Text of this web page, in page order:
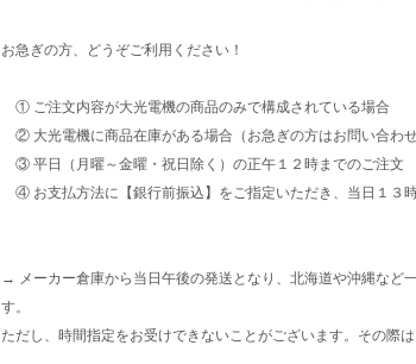
お急ぎの方、どうぞご利用ください！
① ご注文内容が大光電機の商品のみで構成されている場合
② 大光電機に商品在庫がある場合（お急ぎの方はお問い合わせ
③ 平日（月曜～金曜・祝日除く）の正午１２時までのご注文
④ お支払方法に【銀行前振込】をご指定いただき、当日１３
→ メーカー倉庫から当日午後の発送となり、北海道や沖縄など
す。
ただし、時間指定をお受けできないことがございます。その際